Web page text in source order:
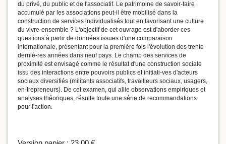
du privé, du public et de l'associatif. Le patrimoine de savoir-faire
accumulé par les associations peut-il être mobilisé dans la
construction de services individualisés tout en favorisant une culture
du vivre-ensemble ? L'objectif de cet ouvrage est d'aborder ces
questions à partir de données issues d'une comparaison
internationale, présentant pour la première fois l'évolution des trente
derniè-res années dans neuf pays. Le champ des services de
proximité est envisagé comme le résultat d'une construction sociale
issu des interactions entre pouvoirs publics et initiati-ves d'acteurs
sociaux diversifiés (militants associatifs, travailleurs sociaux, usagers,
en-trepreneurs). De cet examen, qui allie observations empiriques et
analyses théoriques, résulte toute une série de recommandations
pour l'action.